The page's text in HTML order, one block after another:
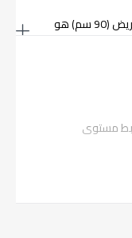
لأولئك الذين يستمتعون بمساحة طهي كبيرة التى توفر المزيد من الإختيارات ، فإن شفاط الطهي العريض (90 سم) هو
مستوى